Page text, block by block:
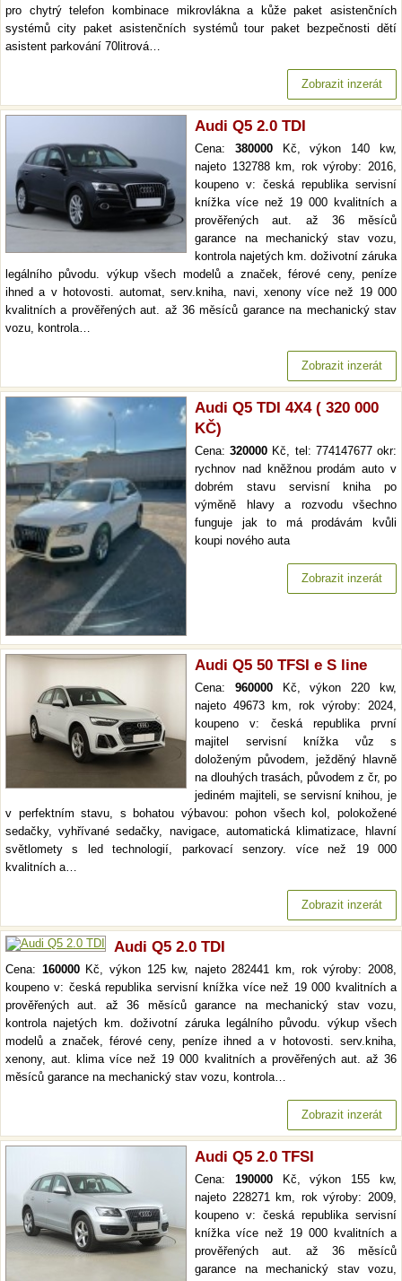
pro chytrý telefon kombinace mikrovlákna a kůže paket asistenčních
systémů city paket asistenčních systémů tour paket bezpečnosti dětí
asistent parkování 70litrová…
Zobrazit inzerát
Audi Q5 2.0 TDI
Cena: 380000Kč, výkon 140 kw,
najeto 132788 km, rok výroby: 2016,
koupeno v: česká republika servisní
knížka více než 19 000 kvalitních a
prověřených aut. až 36 měsíců
garance na mechanický stav vozu,
kontrola najetých km. doživotní záruka
legálního původu. výkup všech modelů a značek, férové ceny, peníze
ihned a v hotovosti. automat, serv.kniha, navi, xenony více než 19 000
kvalitních a prověřených aut. až 36 měsíců garance na mechanický stav
vozu, kontrola…
Zobrazit inzerát
Audi Q5 TDI 4X4 ( 320 000
KČ)
Cena:320000 Kč, tel: 774147677 okr:
rychnov nad kněžnou prodám auto v
dobrém stavu servisní kniha po
výměně hlavy a rozvodu všechno
funguje jak to má prodávám kvůli
koupi nového auta
Zobrazit inzerát
Audi Q5 50 TFSI e S line
Cena: 960000Kč, výkon 220 kw,
najeto 49673 km, rok výroby: 2024,
koupeno v: česká republika první
majitel servisní knížka vůz s
doloženým původem, ježděný hlavně
na dlouhých trasách, původem z čr, po
jediném majiteli, se servisní knihou, je
v perfektním stavu, s bohatou výbavou: pohon všech kol, polokožené
sedačky, vyhřívané sedačky, navigace, automatická klimatizace, hlavní
světlomety s led technologií, parkovací senzory. více než 19 000
kvalitních a…
Zobrazit inzerát
Audi Q5 2.0 TDI
Cena: 160000Kč, výkon 125 kw, najeto 282441 km, rok výroby: 2008,
koupeno v: česká republika servisní knížka více než 19 000 kvalitních a
prověřených aut. až 36 měsíců garance na mechanický stav vozu,
kontrola najetých km. doživotní záruka legálního původu. výkup všech
modelů a značek, férové ceny, peníze ihned a v hotovosti. serv.kniha,
xenony, aut. klima více než 19 000 kvalitních a prověřených aut. až 36
měsíců garance na mechanický stav vozu, kontrola…
Zobrazit inzerát
Audi Q5 2.0 TFSI
Cena: 190000Kč, výkon 155 kw,
najeto 228271 km, rok výroby: 2009,
koupeno v: česká republika servisní
knížka více než 19 000 kvalitních a
prověřených aut. až 36 měsíců
garance na mechanický stav vozu,